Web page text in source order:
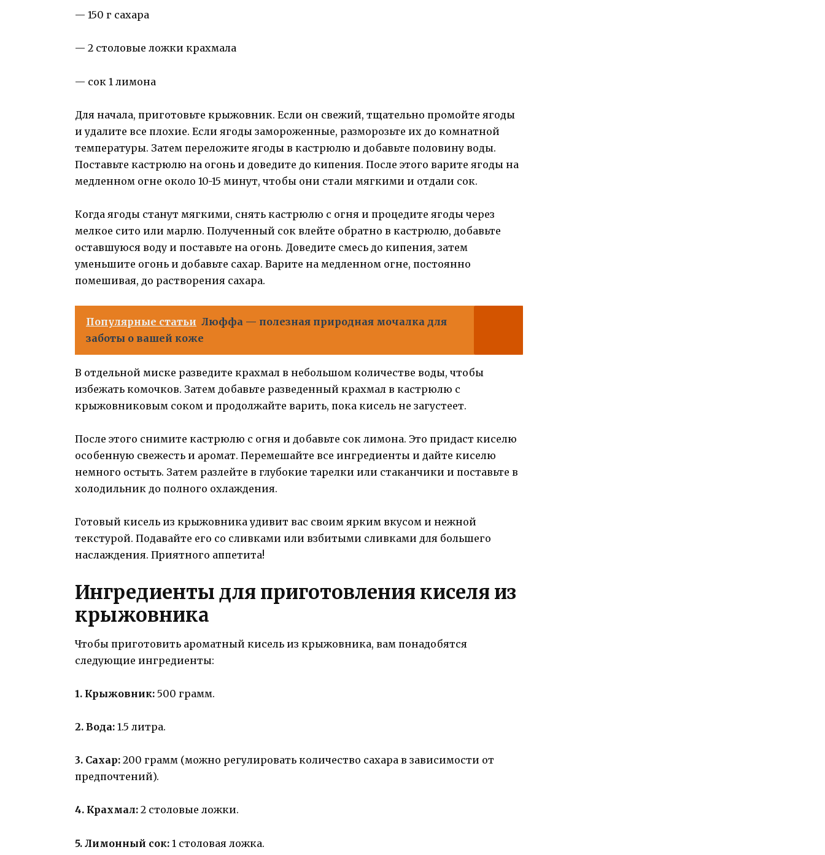
— 150 г сахара
— 2 столовые ложки крахмала
— сок 1 лимона
Для начала, приготовьте крыжовник. Если он свежий, тщательно промойте ягоды
и удалите все плохие. Если ягоды замороженные, разморозьте их до комнатной
температуры. Затем переложите ягоды в кастрюлю и добавьте половину воды.
Поставьте кастрюлю на огонь и доведите до кипения. После этого варите ягоды на
медленном огне около 10-15 минут, чтобы они стали мягкими и отдали сок.
Когда ягоды станут мягкими, снять кастрюлю с огня и процедите ягоды через
мелкое сито или марлю. Полученный сок влейте обратно в кастрюлю, добавьте
оставшуюся воду и поставьте на огонь. Доведите смесь до кипения, затем
уменьшите огонь и добавьте сахар. Варите на медленном огне, постоянно
помешивая, до растворения сахара.
Популярные статьи Люффа — полезная природная мочалка для
заботы о вашей коже
В отдельной миске разведите крахмал в небольшом количестве воды, чтобы
избежать комочков. Затем добавьте разведенный крахмал в кастрюлю с
крыжовниковым соком и продолжайте варить, пока кисель не загустеет.
После этого снимите кастрюлю с огня и добавьте сок лимона. Это придаст киселю
особенную свежесть и аромат. Перемешайте все ингредиенты и дайте киселю
немного остыть. Затем разлейте в глубокие тарелки или стаканчики и поставьте в
холодильник до полного охлаждения.
Готовый кисель из крыжовника удивит вас своим ярким вкусом и нежной
текстурой. Подавайте его со сливками или взбитыми сливками для большего
наслаждения. Приятного аппетита!
Ингредиенты для приготовления киселя из
крыжовника
Чтобы приготовить ароматный кисель из крыжовника, вам понадобятся
следующие ингредиенты:
1. Крыжовник: 500 грамм.
2. Вода: 1.5 литра.
3. Сахар: 200 грамм (можно регулировать количество сахара в зависимости от
предпочтений).
4. Крахмал: 2 столовые ложки.
5. Лимонный сок: 1 столовая ложка.